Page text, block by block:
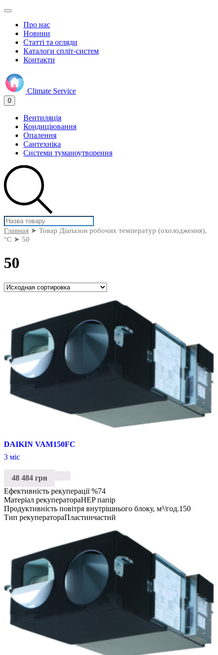
Про нас
Новини
Статті та огляди
Каталоги спліт-систем
Контакти
Climate Service
0
Вентиляція
Кондиціювання
Опалення
Сантехніка
Системи туманоутворення
Поиск
товаров
Главная ➤ Товар Діапазон робочих температур (охолодження),
°С ➤ 50
50
DAIKIN VAM150FC
3 міс
48 484 грн
Ефективність рекуперації %74
Матеріал рекуператораHEP папір
Продуктивність повітря внутрішнього блоку, м³/год.150
Тип рекуператораПластинчастий